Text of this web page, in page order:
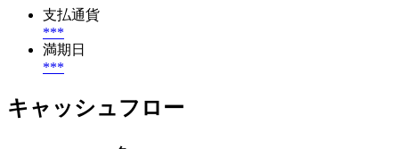
支払通貨
***
満期日
***
キャッシュフロー